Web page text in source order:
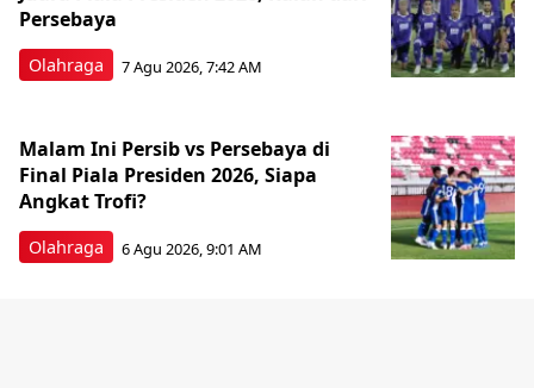
Olahraga
Persebaya
7 Agu 2026, 7:42 AM
Olahraga
Malam Ini Persib vs Persebaya di
Final Piala Presiden 2026, Siapa
Angkat Trofi?
6 Agu 2026, 9:01 AM